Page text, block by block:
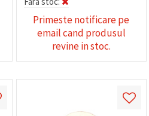
Primeste notificare pe
email cand produsul
revine in stoc.